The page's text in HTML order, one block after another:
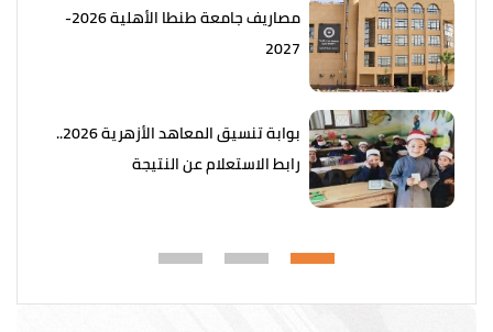
مصاريف جامعة طنطا الأهلية 2026-
2027
بوابة تنسيق المعاهد الأزهرية 2026..
رابط الاستعلام عن النتيجة